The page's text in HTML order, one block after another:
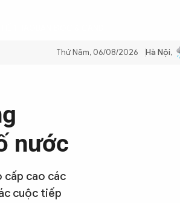
để đảm bảo an ninh năng lượng quốc gia
Thứ Năm, 06/08/2026 Hà Nội,
nước
cấp cao các
cuộc tiếp